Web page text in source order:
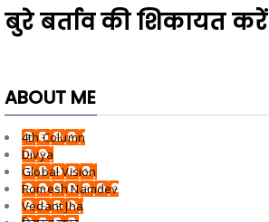
बुरे बर्ताव की शिकायत करें
ABOUT ME
4th Column
Divya
Global Vision
Romesh Namdev
Vedant Jha